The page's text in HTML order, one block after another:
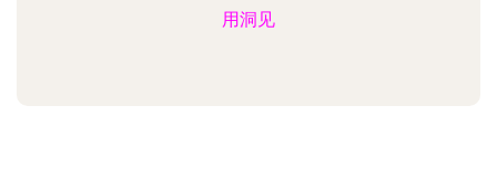
用洞见